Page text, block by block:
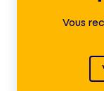
Vous